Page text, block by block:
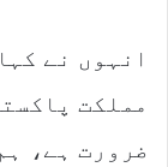
انہوں نے